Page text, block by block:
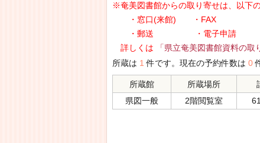
※奄美図書館からの取り寄せは、以下
・窓口(来館) ・FAX
・郵送 ・電子申請
詳しくは
「県立奄美図書館資料の取
所蔵は 1 件です。現在の予約件数は 0
所蔵館 所蔵場所
県図一般
2階閲覧室